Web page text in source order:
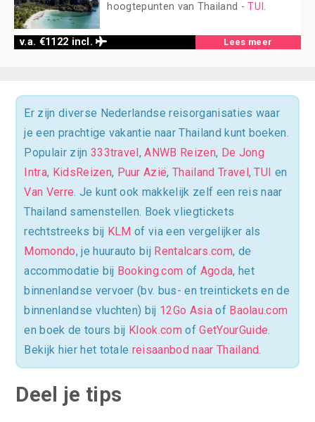
v.a. €1122 incl.
hoogtepunten van Thailand -TUI.
Lees meer
Er zijn diverse Nederlandse reisorganisaties waar
je een prachtige vakantie naar Thailand kunt boeken.
Populair zijn 333travel ,ANWB Reizen, De Jong
Intra, KidsReizen, Puur Azië,Thailand Travel ,TUI en
Van Verre. Je kunt ook makkelijk zelf een reis naar
Thailand samenstellen. Boek vliegtickets
rechtstreeks bij KLM of via een vergelijker als
Momondo, je huurauto bij Rentalcars.com, de
accommodatie bij Booking.com of Agoda, het
binnenlandse vervoer (bv. bus- en treintickets en de
binnenlandse vluchten) bij 12Go Asiaof Baolau.com
en boek de tours bij Klook.com ofGetYourGuide.
Bekijk hier het totale reisaanbod naar Thailand.
Deel je tips